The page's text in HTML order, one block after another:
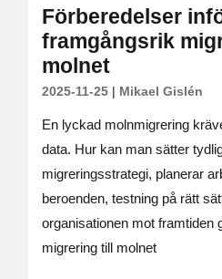
Förberedelser
framgångsrik
molnet
2025-11-25| Mikael Gislén
En lyckad molnmigrering
data. Hur kan man sätter
migreringsstrategi, planerar
beroenden, testning på rätt
organisationen mot framtiden
migrering till molnet